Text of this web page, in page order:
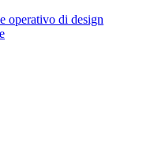
operativo di design